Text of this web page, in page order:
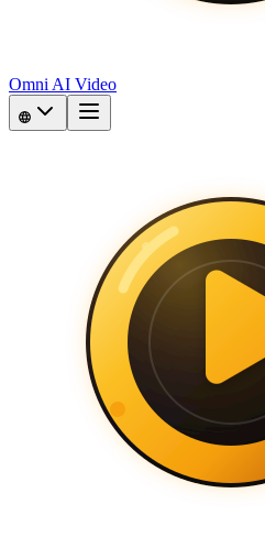
Omni AI Video